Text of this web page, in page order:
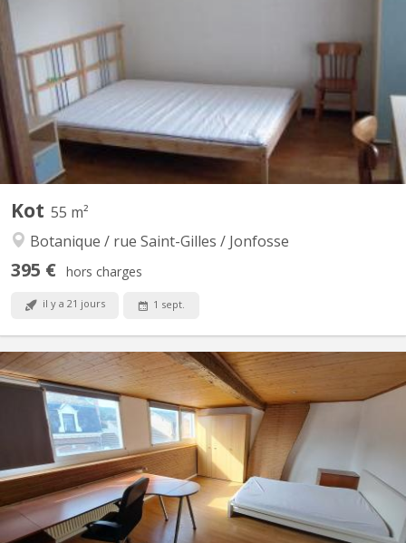
uniquement chômeurs et pensionnés acceptés également Rue
Grandgagnage : proche du centre, de la gare du Carrée, du tram
et des bus. domiciliation acceptée 1er étage : 2 chambres (14
m2) avec salle de bain commune pour 2 – loyer : 420 € +...
Kot 55 m²
Botanique / rue Saint-Gilles / Jonfosse
395 € hors charges
il y a 21 jours 1 sept.
KL 10349
petit appart 2 chambres à 455 € par mois par personne tout
compris et sans surprise, idéal pour 2 étudiants souhaitant
étudier ensemble dans un cadre relax; équipé d'un séjour/cuisine
avec meuble cuisine (plan travail + taques électriques, four,
micro-ondes, 1 frigo et 1 surgélateur, évier,...